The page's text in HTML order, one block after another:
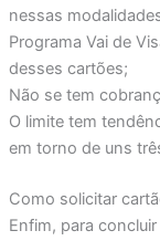
nessas
Programa Vai de
desses cartões;
Não se tem
O limite tem
em torno de uns
Como solicitar
Enfim, para